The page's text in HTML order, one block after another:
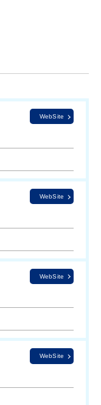
WebSite
WebSite
WebSite
WebSite